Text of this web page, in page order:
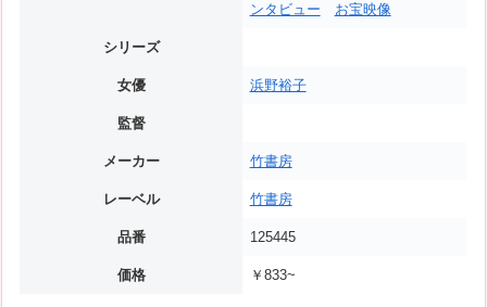
ンタビュー
お宝映像
シリーズ
女優 浜野裕子
監督
メーカー 竹書房
レーベル 竹書房
品番 125445
価格 ￥833~